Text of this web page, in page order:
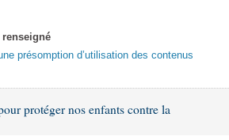
renseigné
présomption d’utilisation des contenus
protéger nos enfants contre la